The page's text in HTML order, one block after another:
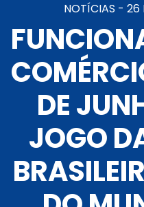
NOTÍCIAS - 26
DE
JOGO